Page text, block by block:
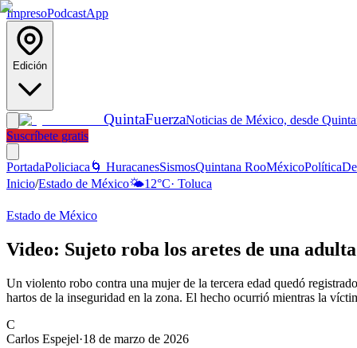
ImpresoPodcastApp
Edición
QuintaFuerzaNoticias de México, desde
Suscríbete gratis
PortadaPoliciaca 🌀 HuracanesSismosQuintana RooMéxicoPolítica
Inicio/Estado de México🌤️12°C· Toluca
Estado de México
Video: Sujeto roba los aretes de una
Un violento robo contra una mujer de la tercera edad quedó
hartos de la inseguridad en la zona. El hecho ocurrió mientras la
C
Carlos Espejel·18 de marzo de 2026